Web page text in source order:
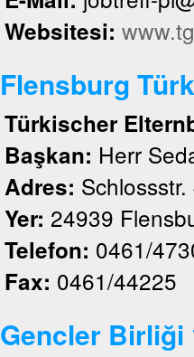
Websitesi:
Flensburg
Türkischer
Başkan: Herr
Adres: Schlossstr.
Yer: 24939
Telefon: 0461/
Fax: 0461/44225
Gencler Birliği